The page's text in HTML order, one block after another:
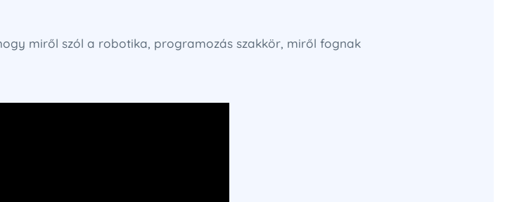
miről szól a robotika, programozás szakkör, miről fognak